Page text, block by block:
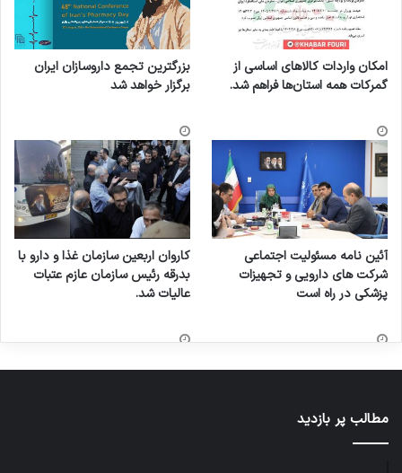
امکان واردات کالاهای اساسی از
گمرکات همه استان‌ها فراهم شد.
بزرگترین تجمع داروسازان ایران
برگزار خواهد شد
آئین نامه مسئولیت اجتماعی
شرکت های دارویی و تجهیزات
پزشکی در راه است
کاروان اربعین سازمان غذا و دارو با
بدرقه رئیس سازمان عازم عتبات
عالیات شد.
مطالب پر بازدید